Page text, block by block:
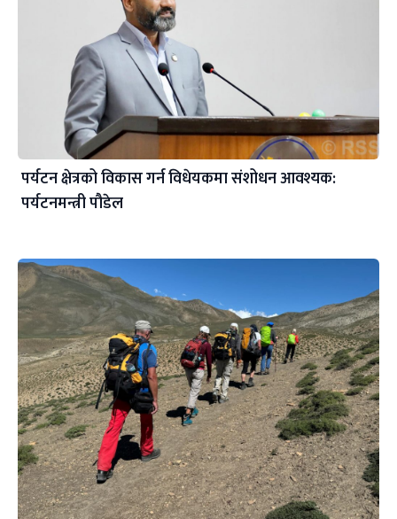
पर्यटन क्षेत्रको विकास गर्न विधेयकमा संशोधन आवश्यक:
पर्यटनमन्त्री पौडेल